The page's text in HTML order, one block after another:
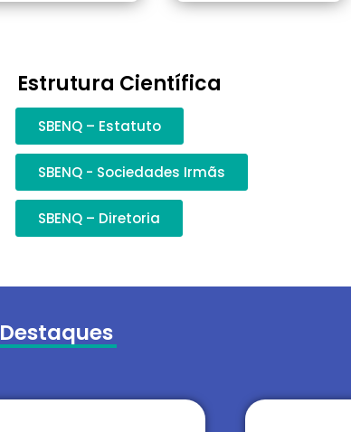
Estrutura Científica
SBENQ – Estatuto
SBENQ - Sociedades Irmãs
SBENQ – Diretoria
Destaques